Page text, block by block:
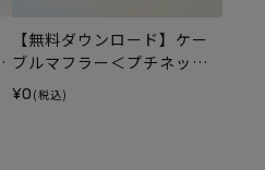
【無料ダウンロード】ケー
ブルマフラー＜プチネップ
＞（レシピ）
¥0 (税込)